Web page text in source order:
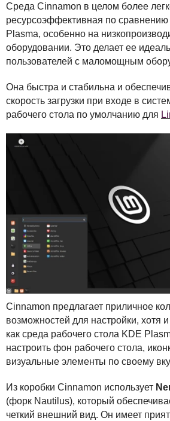
Среда Cinnamon в целом более
ресурсоэффективная по сравнению
Plasma, особенно на
оборудовании. Это делает ее
пользователей с маломощным
Она быстра и стабильна и
скорость загрузки при входе в
рабочего стола по умолчанию для
Cinnamon предлагает приличное
возможностей для настройки, хотя
как среда рабочего стола KDE
настроить фон рабочего стола,
визуальные элементы по своему
Из коробки Cinnamon использует
(форк Nautilus), который
четкий внешний вид. Он имеет